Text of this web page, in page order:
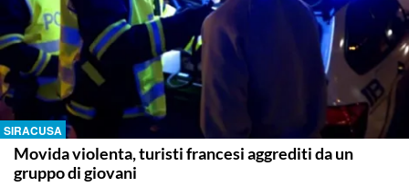
SIRACUSA
Movida violenta, turisti francesi aggrediti da un
gruppo di giovani